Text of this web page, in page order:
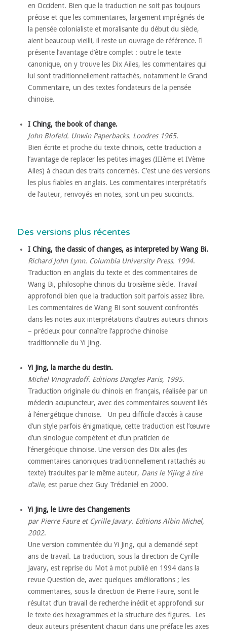
en Occident. Bien que la traduction ne soit pas toujours
précise et que les commentaires, largement imprégnés de
la pensée colonialiste et moralisante du début du siècle,
aient beaucoup vieilli, il reste un ouvrage de référence. Il
présente l’avantage d’être complet : outre le texte
canonique, on y trouve les Dix Ailes, les commentaires qui
lui sont traditionnellement rattachés, notamment le Grand
Commentaire, un des textes fondateurs de la pensée
chinoise.
I Ching, the book of change.
John Blofeld. Unwin Paperbacks. Londres 1965.
Bien écrite et proche du texte chinois, cette traduction a
l’avantage de replacer les petites images (IIIème et IVème
Ailes) à chacun des traits concernés. C’est une des versions
les plus fiables en anglais. Les commentaires interprétatifs
de l’auteur, renvoyés en notes, sont un peu succincts.
Des versions plus récentes
I Ching, the classic of changes, as interpreted by Wang Bi.
Richard John Lynn. Columbia University Press. 1994.
Traduction en anglais du texte et des commentaires de
Wang Bi, philosophe chinois du troisième siècle. Travail
approfondi bien que la traduction soit parfois assez libre.
Les commentaires de Wang Bi sont souvent confrontés
dans les notes aux interprétations d’autres auteurs chinois
– précieux pour connaître l’approche chinoise
traditionnelle du Yi Jing.
Yi Jing, la marche du destin.
Michel Vinogradoff. Editions Dangles Paris, 1995.
Traduction originale du chinois en français, réalisée par un
médecin acupuncteur, avec des commentaires souvent liés
à l’énergétique chinoise. Un peu difficile d’accès à cause
d’un style parfois énigmatique, cette traduction est l’œuvre
d’un sinologue compétent et d’un praticien de
l’énergétique chinoise. Une version des Dix ailes (les
commentaires canoniques traditionnellement rattachés au
texte) traduites par le même auteur, Dans le Yijing à tire
d’aile, est parue chez Guy Trédaniel en 2000.
Yi Jing, le Livre des Changements
par Pierre Faure et Cyrille Javary. Editions Albin Michel,
2002.
Une version commentée du Yi Jing, qui a demandé sept
ans de travail. La traduction, sous la direction de Cyrille
Javary, est reprise du Mot à mot publié en 1994 dans la
revue Question de, avec quelques améliorations ; les
commentaires, sous la direction de Pierre Faure, sont le
résultat d’un travail de recherche inédit et approfondi sur
le texte des hexagrammes et la structure des figures. Les
deux auteurs présentent chacun dans une préface les axes